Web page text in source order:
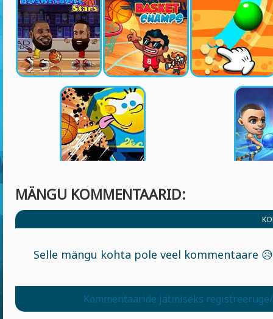
MÄNGU KOMMENTAARID:
Selle mängu kohta pole veel kommentaare
Kommentaaride jätmiseks